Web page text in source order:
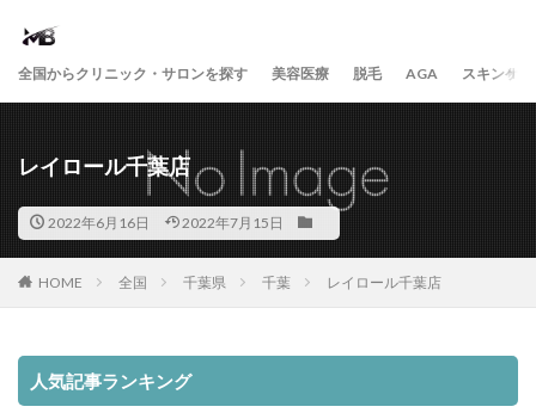
全国からクリニック・サロンを探す 美容医療 脱毛 AGA スキンケア
レイロール千葉店
2022年6月16日 2022年7月15日
HOME 全国 千葉県 千葉 レイロール千葉店
人気記事ランキング